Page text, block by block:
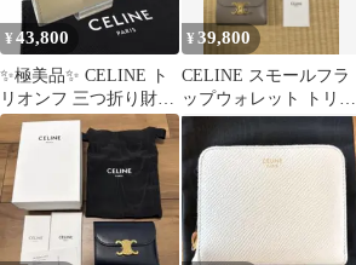
¥ 43,800
✨極美品✨ CELINE ト
リオンフ 三つ折り財布
レザー ゴールド金具 ペ
ブル
¥39,800
CELINE スモールフラ
ップウォレット トリオ
ンフ 財布